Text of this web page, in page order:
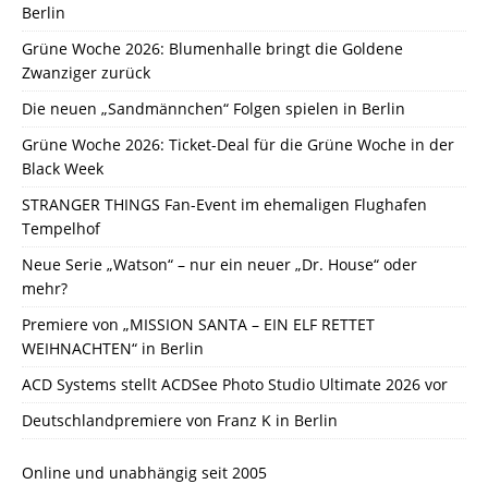
Berlin
Grüne Woche 2026: Blumenhalle bringt die Goldene
Zwanziger zurück
Die neuen „Sandmännchen“ Folgen spielen in Berlin
Grüne Woche 2026: Ticket-Deal für die Grüne Woche in der
Black Week
STRANGER THINGS Fan-Event im ehemaligen Flughafen
Tempelhof
Neue Serie „Watson“ – nur ein neuer „Dr. House“ oder
mehr?
Premiere von „MISSION SANTA – EIN ELF RETTET
WEIHNACHTEN“ in Berlin
ACD Systems stellt ACDSee Photo Studio Ultimate 2026 vor
Deutschlandpremiere von Franz K in Berlin
Online und unabhängig seit 2005